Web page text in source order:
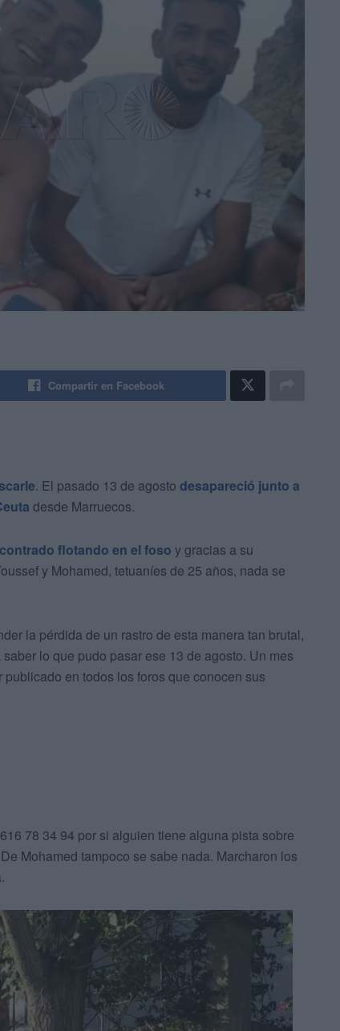
Compartir en Facebook
. El pasado 13 de agosto desapareció junto a
desde Marruecos.
flotando en el foso y gracias a su
y Mohamed, tetuaníes de 25 años, nada se
la pérdida de un rastro de esta manera tan brutal,
lo que pudo pasar ese 13 de agosto. Un mes
en todos los foros que conocen sus
78 34 94 por si alguien tiene alguna pista sobre
Mohamed tampoco se sabe nada. Marcharon los